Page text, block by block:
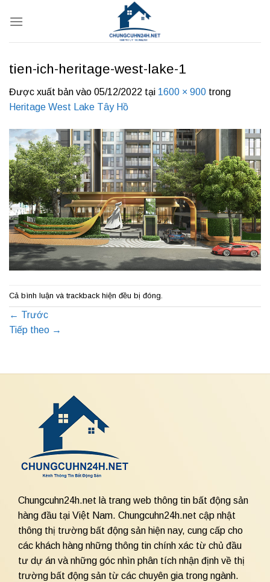
qua
tien-ich-heritage-west-lake-1
Được xuất bản vào 05/12/2022 tại 1600 × 900 trong
Heritage West Lake Tây Hồ
Cả bình luận và trackback hiện đều bị đóng.
← Trước
Tiếp theo →
Chungcuhn24h.net là trang web thông tin bất động sản
hàng đầu tại Việt Nam. Chungcuhn24h.net cập nhật
thông thị trường bất động sản hiện nay, cung cấp cho
các khách hàng những thông tin chính xác từ chủ đầu
tư dự án và những góc nhìn phân tích nhận định về thị
trường bất động sản từ các chuyên gia trong ngành.